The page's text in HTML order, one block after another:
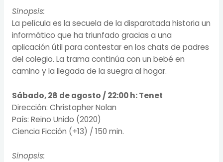
Sinopsis:
La película es la secuela de la disparatada historia un
informático que ha triunfado gracias a una
aplicación útil para contestar en los chats de padres
del colegio. La trama continúa con un bebé en
camino y la llegada de la suegra al hogar.
Sábado, 28 de agosto / 22:00 h:Tenet
Dirección: Christopher Nolan
País: Reino Unido (2020)
Ciencia Ficción (+13) / 150 min.
Sinopsis: